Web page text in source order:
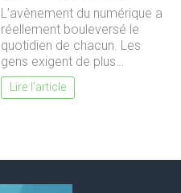
L’avènement du numérique a
réellement bouleversé le
quotidien de chacun. Les
gens exigent de plus…
Lire l'article